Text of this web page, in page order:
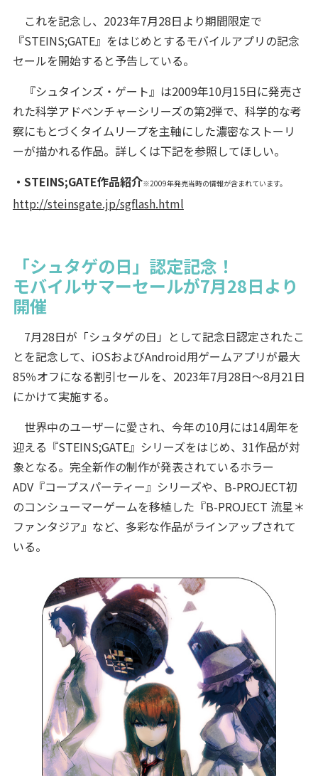
これを記念し、2023年7月28日より期間限定で
『STEINS;GATE』をはじめとするモバイルアプリの記念
セールを開始すると予告している。
『シュタインズ・ゲート』は2009年10月15日に発売さ
れた科学アドベンチャーシリーズの第2弾で、科学的な考
察にもとづくタイムリープを主軸にした濃密なストーリ
ーが描かれる作品。詳しくは下記を参照してほしい。
・STEINS;GATE作品紹介※2009年発売当時の情報が含まれています。
http://steinsgate.jp/sgflash.html
「シュタゲの日」認定記念！
モバイルサマーセールが7月28日より
開催
7月28日が「シュタゲの日」として記念日認定されたこ
とを記念して、iOSおよびAndroid用ゲームアプリが最大
85％オフになる割引セールを、2023年7月28日～8月21日
にかけて実施する。
世界中のユーザーに愛され、今年の10月には14周年を
迎える『STEINS;GATE』シリーズをはじめ、31作品が対
象となる。完全新作の制作が発表されているホラー
ADV『コープスパーティー』シリーズや、B-PROJECT初
のコンシューマーゲームを移植した『B-PROJECT 流星＊
ファンタジア』など、多彩な作品がラインアップされて
いる。